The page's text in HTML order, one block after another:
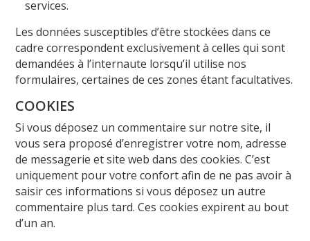
services.
Les données susceptibles d’être stockées dans ce
cadre correspondent exclusivement à celles qui sont
demandées à l’internaute lorsqu’il utilise nos
formulaires, certaines de ces zones étant facultatives.
COOKIES
Si vous déposez un commentaire sur notre site, il
vous sera proposé d’enregistrer votre nom, adresse
de messagerie et site web dans des cookies. C’est
uniquement pour votre confort afin de ne pas avoir à
saisir ces informations si vous déposez un autre
commentaire plus tard. Ces cookies expirent au bout
d’un an.